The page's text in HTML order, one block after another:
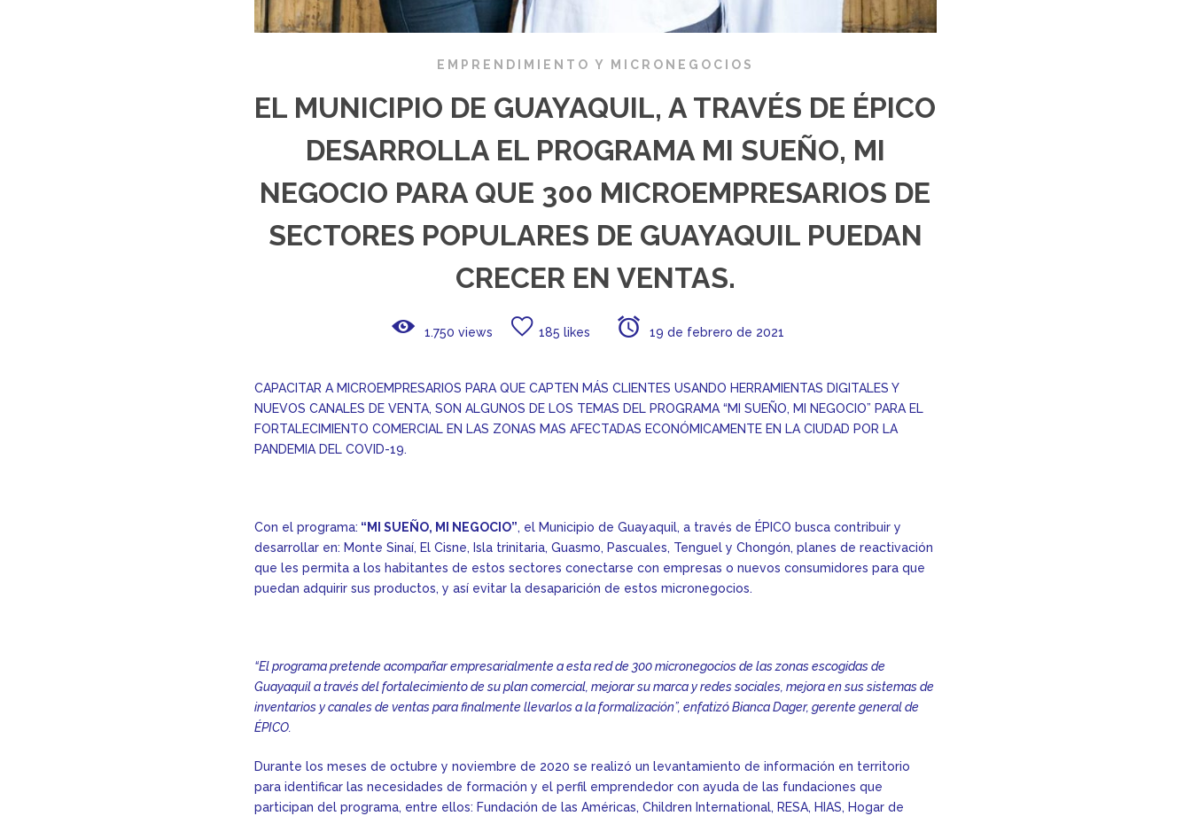
EMPRENDIMIENTO Y MICRONEGOCIOS
EL MUNICIPIO DE GUAYAQUIL, A TRAVÉS DE ÉPICO
DESARROLLA EL PROGRAMA MI SUEÑO, MI
NEGOCIO PARA QUE 300 MICROEMPRESARIOS DE
SECTORES POPULARES DE GUAYAQUIL PUEDAN
CRECER EN VENTAS.
1.750 views 185 likes 19 de febrero de 2021
CAPACITAR A MICROEMPRESARIOS PARA QUE CAPTEN MÁS CLIENTES USANDO HERRAMIENTAS DIGITALES Y
NUEVOS CANALES DE VENTA, SON ALGUNOS DE LOS TEMAS DEL PROGRAMA “MI SUEÑO, MI NEGOCIO” PARA EL
FORTALECIMIENTO COMERCIAL EN LAS ZONAS MAS AFECTADAS ECONÓMICAMENTE EN LA CIUDAD POR LA
PANDEMIA DEL COVID-19.
Con el programa: “MI SUEÑO, MI NEGOCIO”, el Municipio de Guayaquil, a través de ÉPICO busca contribuir y
desarrollar en: Monte Sinaí, El Cisne, Isla trinitaria, Guasmo, Pascuales, Tenguel y Chongón, planes de reactivación
que les permita a los habitantes de estos sectores conectarse con empresas o nuevos consumidores para que
puedan adquirir sus productos, y así evitar la desaparición de estos micronegocios.
“El programa pretende acompañar empresarialmente a esta red de 300 micronegocios de las zonas escogidas de
Guayaquil a través del fortalecimiento de su plan comercial, mejorar su marca y redes sociales, mejora en sus sistemas de
inventarios y canales de ventas para finalmente llevarlos a la formalización”, enfatizó Bianca Dager, gerente general de
ÉPICO.
Durante los meses de octubre y noviembre de 2020 se realizó un levantamiento de información en territorio
para identificar las necesidades de formación y el perfil emprendedor con ayuda de las fundaciones que
participan del programa, entre ellos: Fundación de las Américas, Children International, RESA, HIAS, Hogar de